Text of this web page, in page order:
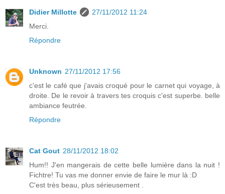
Didier Millotte
27/11/2012 11:24
Merci.
Répondre
Unknown 27/11/2012 17:56
c'est le café que j'avais croqué pour le carnet qui voyage, à
droite. De le revoir à travers tes croquis c'est superbe. belle
ambiance feutrée.
Répondre
Cat Gout 28/11/2012 18:02
Hum!! J'en mangerais de cette belle lumière dans la nuit !
Fichtre! Tu vas me donner envie de faire le mur là :D
C'est très beau, plus sérieusement .